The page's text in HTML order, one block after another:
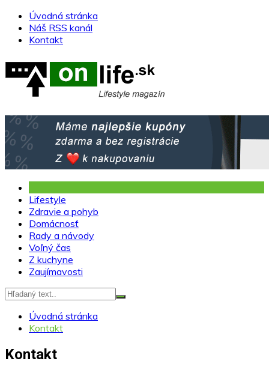
Skip
content
Úvodná stránka
Náš RSS kanál
Kontakt
Lifestyle
Zdravie a pohyb
Domácnosť
Rady a návody
Voľný čas
Z kuchyne
Zaujímavosti
Úvodná stránka
Kontakt
Kontakt